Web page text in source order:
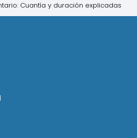
Cuantía y duración explicadas